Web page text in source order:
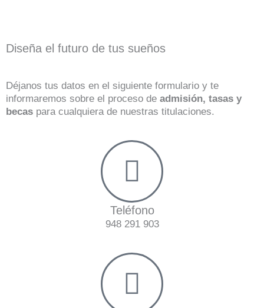
Diseña el futuro de tus sueños
Déjanos tus datos en el siguiente formulario y te
informaremos sobre el proceso de admisión, tasas y
becas para cualquiera de nuestras titulaciones.
Teléfono
948 291 903